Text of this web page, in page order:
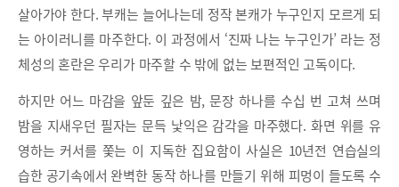
살아가야 한다. 부캐는 늘어나는데 정작 본캐가 누구인지 모르게 되
는 아이러니를 마주한다. 이 과정에서 ‘진짜 나는 누구인가’ 라는 정
체성의 혼란은 우리가 마주할 수 밖에 없는 보편적인 고독이다.
하지만 어느 마감을 앞둔 깊은 밤, 문장 하나를 수십 번 고쳐 쓰며
밤을 지새우던 필자는 문득 낯익은 감각을 마주했다. 화면 위를 유
영하는 커서를 쫓는 이 지독한 집요함이 사실은 10년전 연습실의
습한 공기속에서 완벽한 동작 하나를 만들기 위해 피멍이 들도록 수